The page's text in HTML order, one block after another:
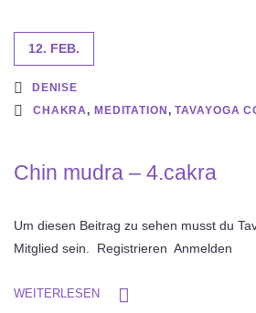
12. FEB.
DENISE
CHAKRA, MEDITATION,TAVAYOGA
Chin mudra – 4.cakra
Um diesen Beitrag zu sehen musst du
Mitglied sein. Registrieren Anmelden
WEITERLESEN